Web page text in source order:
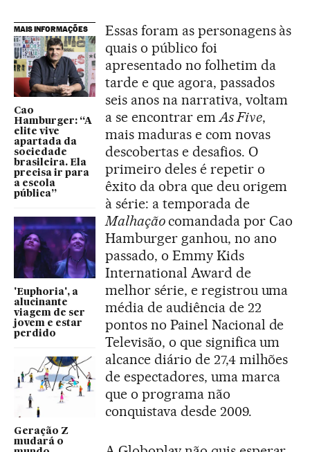
MAIS INFORMAÇÕES
Cao
Hamburger: “A
elite vive
apartada da
sociedade
brasileira. Ela
precisa ir para
a escola
pública”
'Euphoria', a
alucinante
viagem de ser
jovem e estar
perdido
Geração Z
mudará o
Essas foram as personagens às
quais o público foi
apresentado no folhetim da
tarde e que agora, passados
seis anos na narrativa, voltam
a se encontrar emAs Five,
mais maduras e com novas
descobertas e desafios. O
primeiro deles é repetir o
êxito da obra que deu origem
à série: a temporada de
Malhaçãocomandada por Cao
Hamburger ganhou, no ano
passado, o Emmy Kids
International Award de
melhor série, e registrou uma
média de audiência de 22
pontos no Painel Nacional de
Televisão, o que significa um
alcance diário de 27,4 milhões
de espectadores, uma marca
que o programa não
conquistava desde 2009.